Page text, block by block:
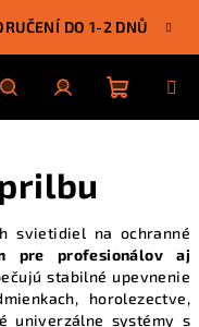
DO 1-2 DNŮ
HľadaťPrihlásenie
svietidiel na ochranné
pre profesionálov aj
stabilné upevnenie
horolezectve,
univerzálne systémy s